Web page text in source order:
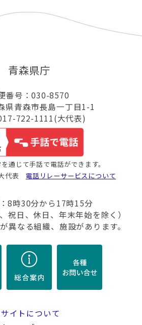
青森県庁
番号：030-8570
県青森市長島一丁目1-1
722-1111(大代表)
通じて手話で電話ができます。
代表 電話リレーサービスについて
8時30分から17時15分
祝日、休日、年末年始を除く）
異なる組織、施設があります。
イトについて